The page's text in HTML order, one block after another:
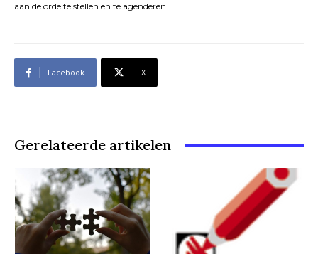
aan de orde te stellen en te agenderen.
Facebook X
Gerelateerde artikelen